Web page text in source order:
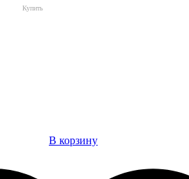
В корзину